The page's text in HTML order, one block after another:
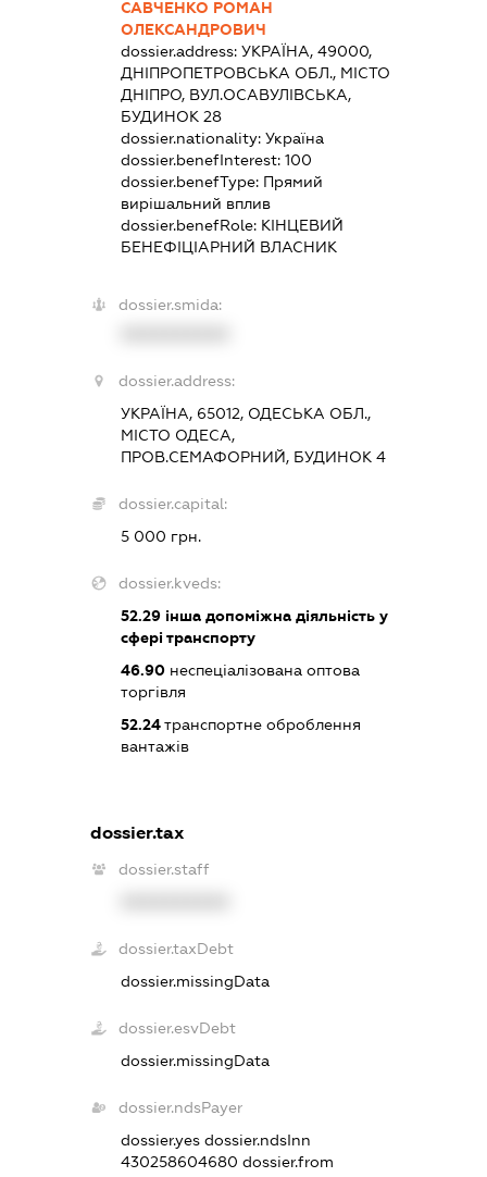
САВЧЕНКО РОМАН
ОЛЕКСАНДРОВИЧ
dossier.address:УКРАЇНА, 49000,
ДНІПРОПЕТРОВСЬКА ОБЛ., МІСТО
ДНІПРО, ВУЛ.ОСАВУЛІВСЬКА,
БУДИНОК 28
dossier.nationality:Україна
dossier.benefInterest:100
dossier.benefType: Прямий
вирішальний вплив
dossier.benefRole: КІНЦЕВИЙ
БЕНЕФІЦІАРНИЙ ВЛАСНИК
dossier.smida:
dossier.address:
УКРАЇНА, 65012, ОДЕСЬКА ОБЛ.,
МІСТО ОДЕСА,
ПРОВ.СЕМАФОРНИЙ, БУДИНОК 4
dossier.capital:
5 000 грн.
dossier.kveds:
52.29 інша допоміжна діяльність у
сфері транспорту
46.90 неспеціалізована оптова
торгівля
52.24транспортне оброблення
вантажів
dossier.tax
dossier.staff
dossier.taxDebt
dossier.missingData
dossier.esvDebt
dossier.missingData
dossier.ndsPayer
dossier.yesdossier.ndsInn
430258604680dossier.from